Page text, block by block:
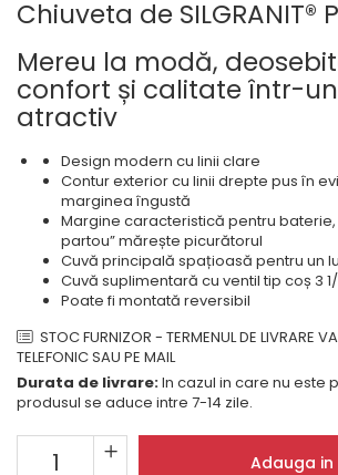
minibaruri incorporabile
Cuptoare
Cuptoare cu microunde
Hote
Cu montare pe perete
Hote cu montare in blat
Hote cu montare pe colt
Hote rustice
Hote tip insula
Incorporate
Integrate in tavan
Masini de spalat vase
Complet incorporabile
incarcare superioara
Masini de spalat rufe cu uscator
Masini de spalat rufe slim
(adancime 40-47 cm)
Uscatoare de rufe
Vitrine frigorifice si minibaruri
Pachete chiuvete si baterii
Chiuveta de SILGRANIT®
Mereu la modă,
confort și calitate într-
atractiv
Design modern cu linii clare
Contur exterior cu linii drepte pus în
marginea îngustă
Margine caracteristică pentru
partou” mărește picurătorul
Cuvă principală spațioasă pentru un
Cuvă suplimentară cu ventil tip coș 3 1/
Poate fi montată reversibil
STOC FURNIZOR - TERMENUL DE LIVRARE
TELEFONIC SAU PE MAIL
Durata de livrare:In cazul in care nu este
produsul se aduce intre 7-14 zile.
Adauga in